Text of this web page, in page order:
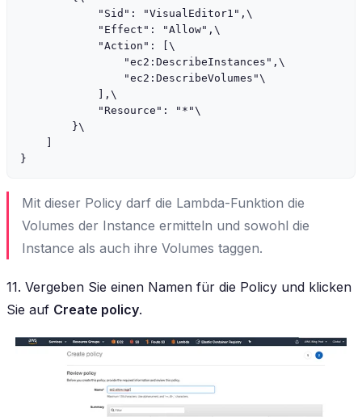
            "Sid": "VisualEditor1",\
            "Effect": "Allow",\
            "Action": [\
                "ec2:DescribeInstances",\
                "ec2:DescribeVolumes"\
            ],\
            "Resource": "*"\
        }\
Mit dieser Policy darf die Lambda-Funktion die
Volumes der Instance ermitteln und sowohl die
Instance als auch ihre Volumes taggen.
11. Vergeben Sie einen Namen für die Policy und klicken
Sie auf Create policy.